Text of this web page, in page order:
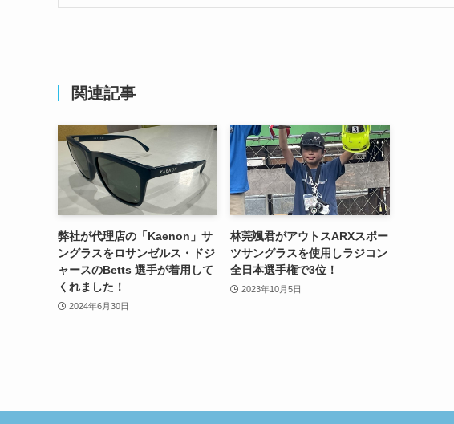
関連記事
弊社が代理店の「Kaenon」サ
ングラスをロサンゼルス・ドジ
ャースのBetts 選手が着用して
くれました！
2024年6月30日
林莞颯君がアウトスARXスポー
ツサングラスを使用しラジコン
全日本選手権で3位！
2023年10月5日